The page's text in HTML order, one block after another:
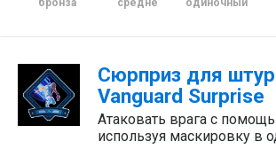
бронза средне одиночный
Сюрприз для
Vanguard Surprise
Атаковать врага с
используя маскировку в